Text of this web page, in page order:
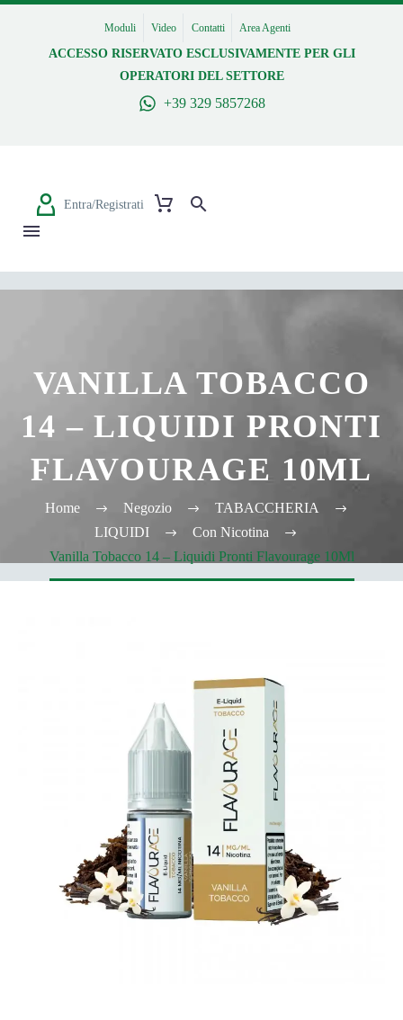
Moduli Video Contatti Area Agenti
ACCESSO RISERVATO ESCLUSIVAMENTE PER GLI
OPERATORI DEL SETTORE
+39 329 5857268
Entra/Registrati
VANILLA TOBACCO
14 – LIQUIDI PRONTI
FLAVOURAGE 10ML
Home Negozio
TABACCHERIA
LIQUIDI
Con Nicotina
Vanilla Tobacco 14 – Liquidi Pronti Flavourage 10Ml